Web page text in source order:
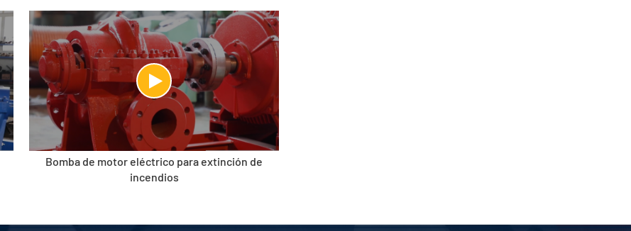
Bomba de motor eléctrico para extinción de
incendios